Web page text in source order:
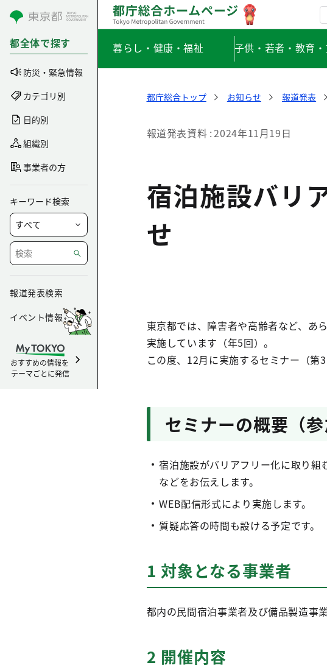
コンテンツにスキップ
都全体で探す
防災・緊急情報
カテゴリ別
目的別
組織別
事業者の方
キーワード検索
報道発表検索
イベント情報
おすすめの情報を
テーマごとに発信
暮らし・健康・福祉 子供・若者・教育
都庁総合トップ お知らせ 報道発表
報道発表資料 2024年11月19日
宿泊施設バリ
せ
東京都では、障害者や高齢者など、あ
実施しています（年5回）。
この度、12月に実施するセミナー（第
セミナーの概要（参
宿泊施設がバリアフリー化に取り
などをお伝えします。
WEB配信形式により実施します。
質疑応答の時間も設ける予定です。
1 対象となる事業者
都内の民間宿泊事業者及び備品製造事
2 開催内容